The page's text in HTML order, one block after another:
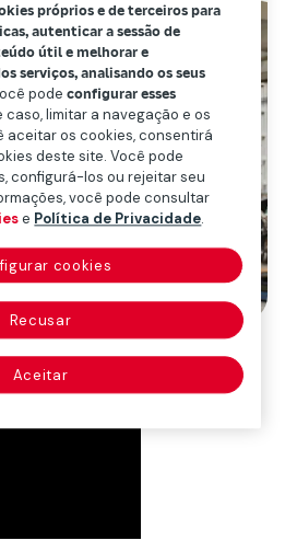
próprios e de terceiros para
autenticar a sessão de
útil e melhorar e
serviços, analisando os seus
podeconfigurar esses
caso, limitar a navegação e os
aceitar os cookies, consentirá
deste site. Você pode
configurá-los ou rejeitar seu
você pode consultar
e Política de Privacidade.
cookies
Recusar
Aceitar